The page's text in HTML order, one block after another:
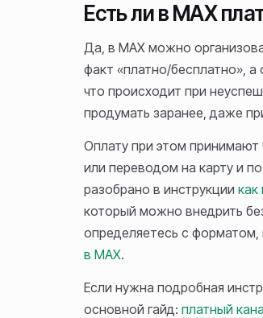
Есть ли в MAX
Да, в MAX можно
факт «платно/бесплатно», а
что происходит при
продумать заранее, даже
Оплату при этом принимают
или переводом на карту и
разобрано в инструкции как
который можно внедрить
определяетесь с форматом,
в MAX.
Если нужна подробная
основной гайд: платный